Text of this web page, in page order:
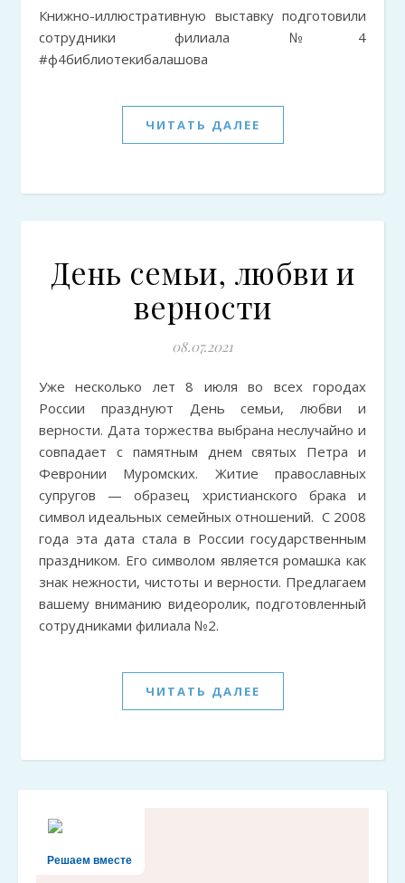
Книжно-иллюстративную выставку подготовили
сотрудники филиала №4
#ф4библиотекибалашова
ЧИТАТЬ ДАЛЕЕ
День семьи, любви и
верности
08.07.2021
Уже несколько лет 8 июля во всех городах
России празднуют День семьи, любви и
верности. Дата торжества выбрана неслучайно и
совпадает с памятным днем святых Петра и
Февронии Муромских. Житие православных
супругов — образец христианского брака и
символ идеальных семейных отношений. С 2008
года эта дата стала в России государственным
праздником. Его символом является ромашка как
знак нежности, чистоты и верности. Предлагаем
вашему вниманию видеоролик, подготовленный
сотрудниками филиала №2.
ЧИТАТЬ ДАЛЕЕ
Решаем вместе